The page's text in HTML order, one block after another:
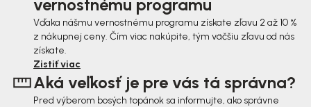
vernostnému programu
Vďaka nášmu vernostnému programu získate zľavu 2 až 10 %
z nákupnej ceny. Čím viac nakúpite, tým väčšiu zľavu od nás
získate.
Zistiť viac
Aká veľkosť je pre vás tá správna?
Pred výberom bosých topánok sa informujte, ako správne